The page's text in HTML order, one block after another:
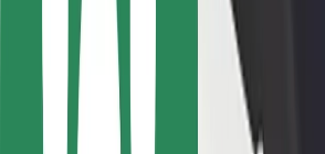
Ajuda
Para passageiros
Para motoristas